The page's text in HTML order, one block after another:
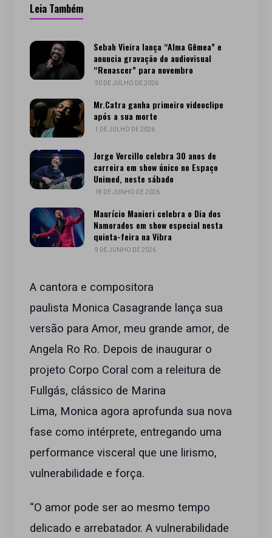
Leia Também
Sebah Vieira lança “Alma Gêmea” e
anuncia gravação do audiovisual
“Renascer” para novembro
30 DE JULHO DE 2026
Mr.Catra ganha primeiro videoclipe
após a sua morte
1 DE JULHO DE 2026
Jorge Vercillo celebra 30 anos de
carreira em show único no Espaço
Unimed, neste sábado
18 DE JUNHO DE 2026
Maurício Manieri celebra o Dia dos
Namorados em show especial nesta
quinta-feira na Vibra
9 DE JUNHO DE 2026
A cantora e compositora
paulista Monica Casagrande lança sua
versão para Amor, meu grande amor, de
Angela Ro Ro. Depois de inaugurar o
projeto Corpo Coral com a releitura de
Fullgás, clássico de Marina
Lima, Monica agora aprofunda sua nova
fase como intérprete, entregando uma
performance visceral que une lirismo,
vulnerabilidade e força.
“O amor pode ser ao mesmo tempo
delicado e arrebatador. A vulnerabilidade